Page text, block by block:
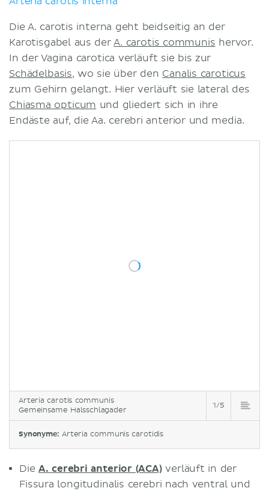
Die A. carotis interna geht beidseitig an der
Karotisgabel aus derA. carotis communis hervor.
In der Vagina carotica verläuft sie bis zur
Schädelbasis, wo sie über den Canalis caroticus
zum Gehirn gelangt. Hier verläuft sie lateral des
Chiasma opticum und gliedert sich in ihre
Endäste auf, die Aa. cerebri anterior und media.
Arteria carotis communis
Gemeinsame Halsschlagader
1/5
Synonyme: Arteria communis carotidis
Die A. cerebri anterior (ACA)verläuft in der
Fissura longitudinalis cerebri nach ventral und